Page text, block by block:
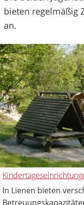
bieten regelmäßig
an.
In Lienen bieten